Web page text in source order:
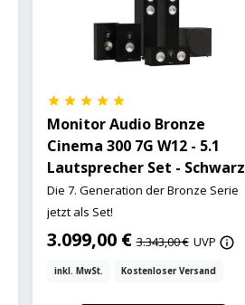
Monitor Audio Bronze
Cinema 300 7G W12 - 5.1
Lautsprecher Set - Schwarz
Die 7. Generation der Bronze Serie
jetzt als Set!
3.099,00 €3.343,00 € UVP
inkl. MwSt. Kostenloser Versand